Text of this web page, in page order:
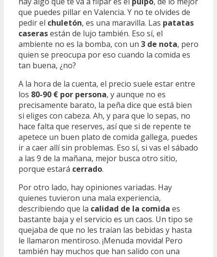
que puedes pillar en Valencia. Y no te olvides de
pedir el chuletón, es una maravilla. Las patatas
caserasestán de lujo también. Eso sí, el
ambiente no es la bomba, con un 3 de nota, pero
quien se preocupa por eso cuando la comida es
tan buena, ¿no?
A la hora de la cuenta, el precio suele estar entre
los 80-90 € por persona, y aunque no es
precisamente barato, la peña dice que está bien
si eliges con cabeza. Ah, y para que lo sepas, no
hace falta que reserves, así que si de repente te
apetece un buen plato de comida gallega, puedes
ir a caer allí sin problemas. Eso sí, si vas el sábado
a las 9 de la mañana, mejor busca otro sitio,
porque estará cerrado.
Por otro lado, hay opiniones variadas. Hay
quienes tuvieron una mala experiencia,
describiendo que la calidad de la comida es
bastante baja y el servicio es un caos. Un tipo se
quejaba de que no les traían las bebidas y hasta
le llamaron mentiroso. ¡Menuda movida! Pero
también hay muchos que han salido con una